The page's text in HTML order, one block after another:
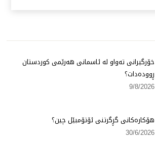
خۆرگیرانی تەواو لە ئاسمانی هەرێمی كوردستان
ڕوودەدات؟
9/8/2026
هۆكارەكانی گڕگرتنی ئۆتۆمبێل چین؟
30/6/2026